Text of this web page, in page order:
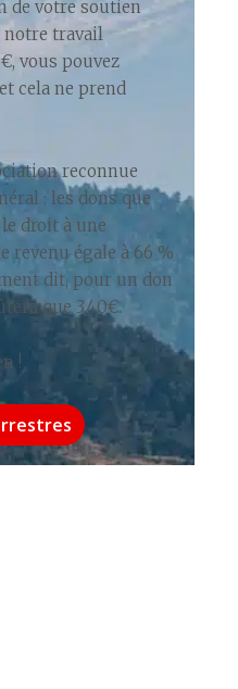
de votre soutien
travail
vous pouvez
cela ne prend
reconnue
: les dons que
droit à une
revenu égale à 66 %
dit, pour un don
que 3,40€.
!